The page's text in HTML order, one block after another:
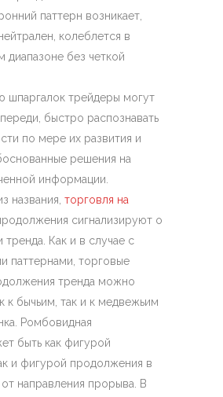
паттерн возникает,
колеблется в
диапазоне без четкой
шпаргалок трейдеры могут
быстро распознавать
по мере их развития и
решения на
информации.
названия, торговля на
сигнализируют о
Как и в случае с
паттернами, торговые
тренда можно
к бычьим, так и к медвежьим
Ромбовидная
быть как фигурой
и фигурой продолжения в
направления прорыва. В